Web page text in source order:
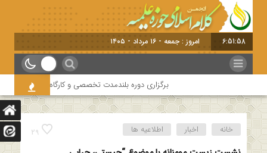
6:51:59 امروز : جمعه - ۱۶ مرداد - ۱۴۰۵
برگزاری دوره بلندمدت تخصصی و کارگاه آموزشی کلام
29 خانه اخبار اطلاعیه ها